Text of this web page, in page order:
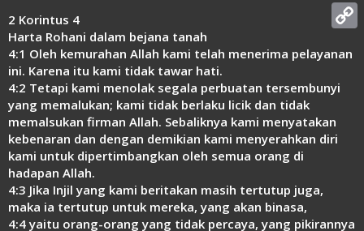
2 Korintus 4
Harta Rohani dalam bejana tanah
4:1 Oleh kemurahan Allah kami telah menerima pelayanan
ini. Karena itu kami tidak tawar hati.
4:2 Tetapi kami menolak segala perbuatan tersembunyi
yang memalukan; kami tidak berlaku licik dan tidak
memalsukan firman Allah. Sebaliknya kami menyatakan
kebenaran dan dengan demikian kami menyerahkan diri
kami untuk dipertimbangkan oleh semua orang di
hadapan Allah.
4:3 Jika Injil yang kami beritakan masih tertutup juga,
maka ia tertutup untuk mereka, yang akan binasa,
4:4 yaitu orang-orang yang tidak percaya, yang pikirannya